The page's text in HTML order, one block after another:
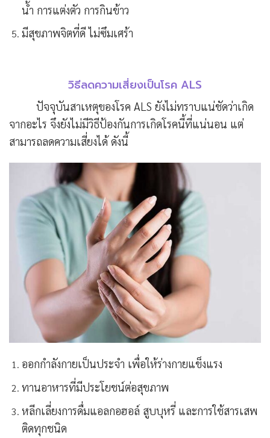
น้ำ การแต่งตัว การกินข้าว
มีสุขภาพจิตที่ดี ไม่ซึมเศร้า
วิธีลดความเสี่ยงเป็นโรค ALS
ปัจจุบันสาเหตุของโรค ALS ยังไม่ทราบแน่ชัดว่าเกิด
จากอะไร จึงยังไม่มีวิธีป้องกันการเกิดโรคนี้ที่แน่นอน แต่
สามารถลดความเสี่ยงได้ ดังนี้
ออกกำลังกายเป็นประจำ เพื่อให้ร่างกายแข็งแรง
ทานอาหารที่มีประโยชน์ต่อสุขภาพ
หลีกเลี่ยงการดื่มแอลกอฮอล์ สูบบุหรี่ และการใช้สารเสพ
ติดทุกชนิด